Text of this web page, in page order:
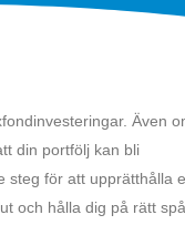
Även
din portfölj kan bli
steg för att upprätthålla
och hålla dig på rätt